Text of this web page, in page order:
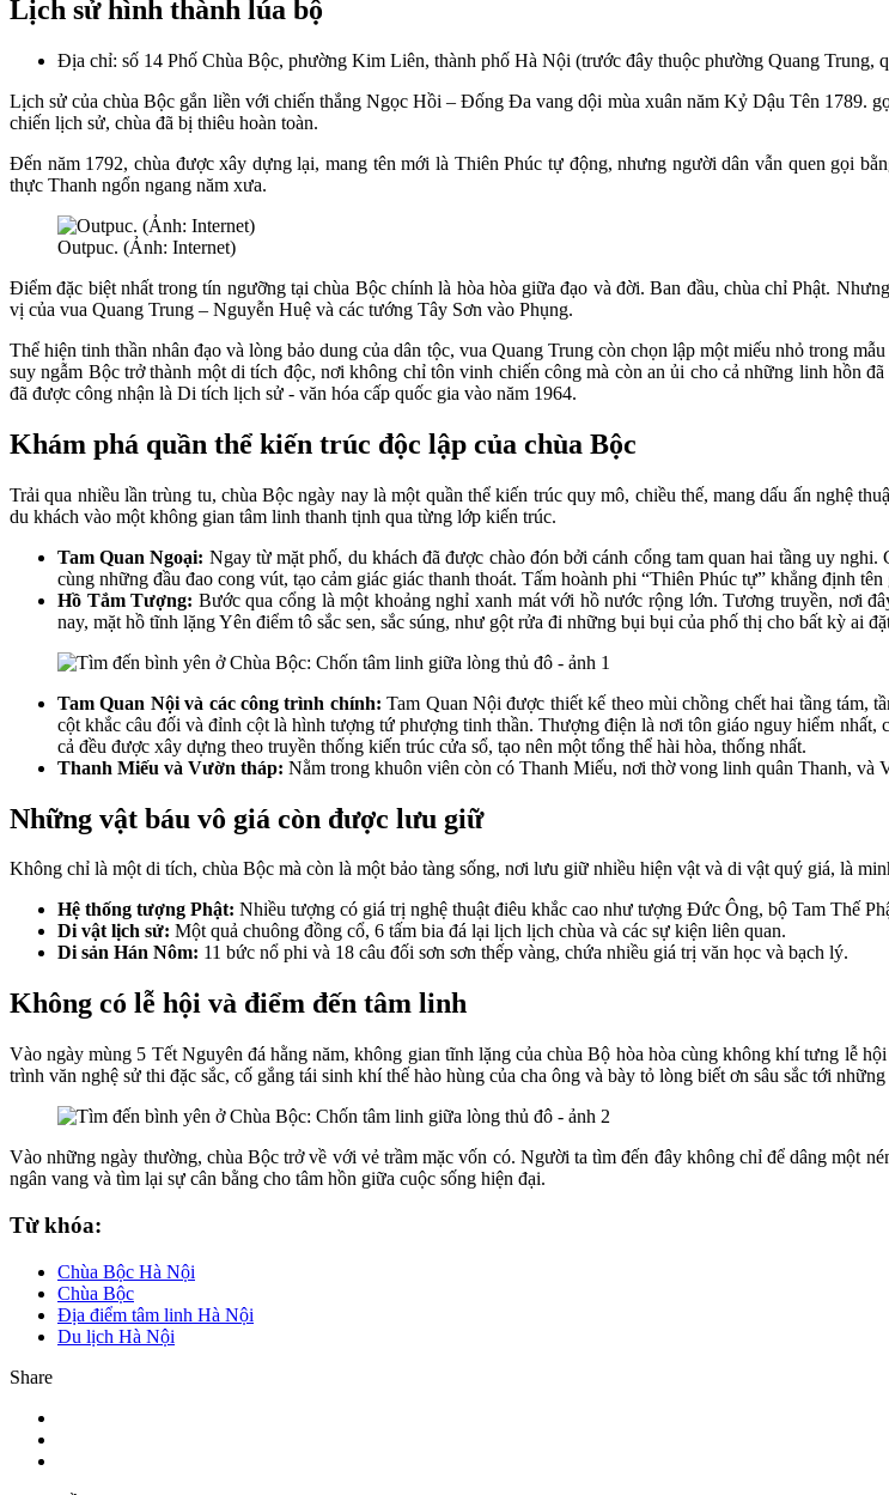
Lịch sử hình thành lúa bộ
Địa chỉ: số 14 Phố Chùa Bộc, phường Kim Liên, thành phố Hà Nội (trước đây thuộc phường Quang Trung,
Lịch sử của chùa Bộc gắn liền với chiến thắng Ngọc Hồi – Đống Đa vang dội mùa xuân năm Kỷ Dậu Tên 1789.
chiến lịch sử, chùa đã bị thiêu hoàn toàn.
Đến năm 1792, chùa được xây dựng lại, mang tên mới là Thiên Phúc tự động, nhưng người dân vẫn quen gọi
thực Thanh ngổn ngang năm xưa.
Outpuc. (Ảnh: Internet)
Điểm đặc biệt nhất trong tín ngưỡng tại chùa Bộc chính là hòa hòa giữa đạo và đời. Ban đầu, chùa chỉ Phật.
vị của vua Quang Trung – Nguyễn Huệ và các tướng Tây Sơn vào Phụng.
Thể hiện tinh thần nhân đạo và lòng bảo dung của dân tộc, vua Quang Trung còn chọn lập một miếu nhỏ trong
suy ngẫm Bộc trở thành một di tích độc, nơi không chỉ tôn vinh chiến công mà còn an ủi cho cả những linh hồn
đã được công nhận là Di tích lịch sử - văn hóa cấp quốc gia vào năm 1964.
Khám phá quần thể kiến trúc độc lập của chùa Bộc
Trải qua nhiều lần trùng tu, chùa Bộc ngày nay là một quần thể kiến trúc quy mô, chiều thế, mang dấu ấn nghệ
du khách vào một không gian tâm linh thanh tịnh qua từng lớp kiến trúc.
Tam Quan Ngoại: Ngay từ mặt phố, du khách đã được chào đón bởi cánh cổng tam quan hai tầng uy
cùng những đầu đao cong vút, tạo cảm giác giác thanh thoát. Tấm hoành phi “Thiên Phúc tự” khẳng định
Hồ Tắm Tượng: Bước qua cổng là một khoảng nghỉ xanh mát với hồ nước rộng lớn. Tương truyền, nơi
nay, mặt hồ tĩnh lặng Yên điểm tô sắc sen, sắc súng, như gột rửa đi những bụi bụi của phố thị cho bất kỳ ai
Tam Quan Nội và các công trình chính: Tam Quan Nội được thiết kế theo mùi chồng chết hai tầng tám,
cột khắc câu đối và đỉnh cột là hình tượng tứ phượng tinh thần. Thượng điện là nơi tôn giáo nguy hiểm
cả đều được xây dựng theo truyền thống kiến trúc cửa sổ, tạo nên một tổng thể hài hòa, thống nhất.
Thanh Miếu và Vườn tháp: Nằm trong khuôn viên còn có Thanh Miếu, nơi thờ vong linh quân Thanh, và
Những vật báu vô giá còn được lưu giữ
Không chỉ là một di tích, chùa Bộc mà còn là một bảo tàng sống, nơi lưu giữ nhiều hiện vật và di vật quý giá, là
Hệ thống tượng Phật: Nhiều tượng có giá trị nghệ thuật điêu khắc cao như tượng Đức Ông, bộ Tam Thế
Di vật lịch sử: Một quả chuông đồng cổ, 6 tấm bia đá lại lịch lịch chùa và các sự kiện liên quan.
Di sản Hán Nôm: 11 bức nổ phi và 18 câu đối sơn sơn thếp vàng, chứa nhiều giá trị văn học và bạch lý.
Không có lễ hội và điểm đến tâm linh
Vào ngày mùng 5 Tết Nguyên đá hằng năm, không gian tĩnh lặng của chùa Bộ hòa hòa cùng không khí tưng lễ
trình văn nghệ sử thi đặc sắc, cố gắng tái sinh khí thế hào hùng của cha ông và bày tỏ lòng biết ơn sâu sắc tới
Vào những ngày thường, chùa Bộc trở về với vẻ trầm mặc vốn có. Người ta tìm đến đây không chỉ để dâng một
ngân vang và tìm lại sự cân bằng cho tâm hồn giữa cuộc sống hiện đại.
Từ khóa:
Chùa Bộc Hà Nội
Chùa Bộc
Địa điểm tâm linh Hà Nội
Du lịch Hà Nội
Share